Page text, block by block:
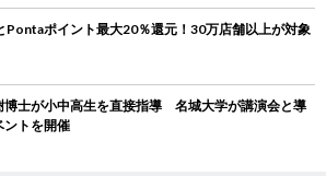
Pontaポイント最大20％還元！30万店舗以上が対象
博士が小中高生を直接指導 名城大学が講演会と導
ントを開催